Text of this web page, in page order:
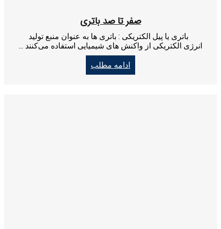
صفر تا صد باتری
باتری یا پیل الکتریکی : باتری ها به عنوان منبع تولید
انرژی الکتریکی از واکنش های شیمیایی استفاده می‌کنند ...
ادامه مطلب